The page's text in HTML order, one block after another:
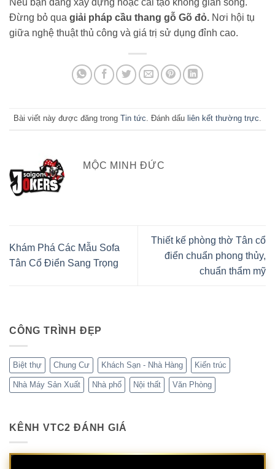
Đừng bỏ qua giải pháp cầu thang gỗ Gõ đỏ. Nơi hội tụ
giữa nghệ thuật thủ công và giá trị sử dụng đỉnh cao.
Bài viết này được đăng trong Tin tức . Đánh dấu liên kết thường trực
MỘC MINH ĐỨC
Khám Phá Các Mẫu Sofa
Tân Cổ Điển Sang Trọng
Thiết kế phòng thờ Tân cổ
điển chuẩn phong thủy,
chuẩn thẩm mỹ
CÔNG TRÌNH ĐẸP
Biệt thự Chung Cư Khách Sạn - Nhà Hàng Kiến trúc
Nhà Máy Sản Xuất Nhà phố Nội thất Văn Phòng
KÊNH VTC2 ĐÁNH GIÁ
Trình